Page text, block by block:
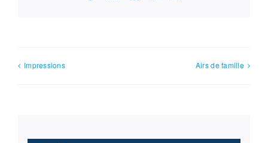
Impressions Airs de famille